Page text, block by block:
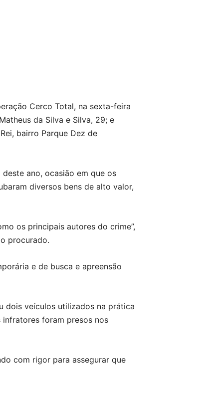
Cerco Total, na sexta-feira
da Silva e Silva, 29; e
bairro Parque Dez de
ano, ocasião em que os
diversos bens de alto valor,
os principais autores do crime”,
procurado.
e de busca e apreensão
dois veículos utilizados na prática
foram presos nos
com rigor para assegurar que